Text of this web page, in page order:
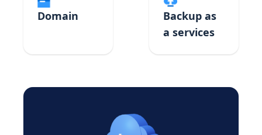
Domain
Backup as
a services